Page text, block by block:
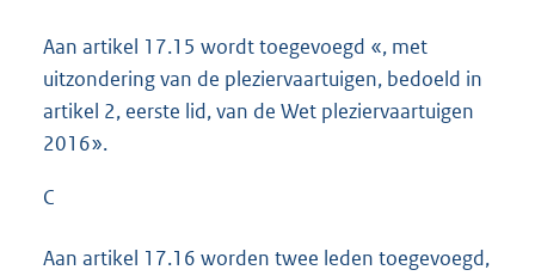
Aan artikel 17.15 wordt toegevoegd «, met
uitzondering van de pleziervaartuigen, bedoeld in
artikel 2, eerste lid, van de Wet pleziervaartuigen
2016».
C
Aan artikel 17.16 worden twee leden toegevoegd,